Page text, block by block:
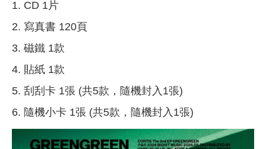
1. CD 1片
2. 寫真書 120頁
3. 磁鐵 1款
4. 貼紙 1款
5. 刮刮卡 1張 (共5款，隨機封入1張)
6. 隨機小卡 1張 (共5款，隨機封入1張)